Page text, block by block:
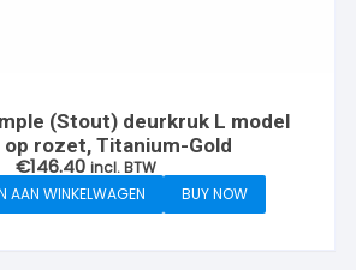
(Stout) deurkruk L model
op rozet, Titanium-Gold
€146.40 incl. BTW
AAN WINKELWAGEN
BUY NOW